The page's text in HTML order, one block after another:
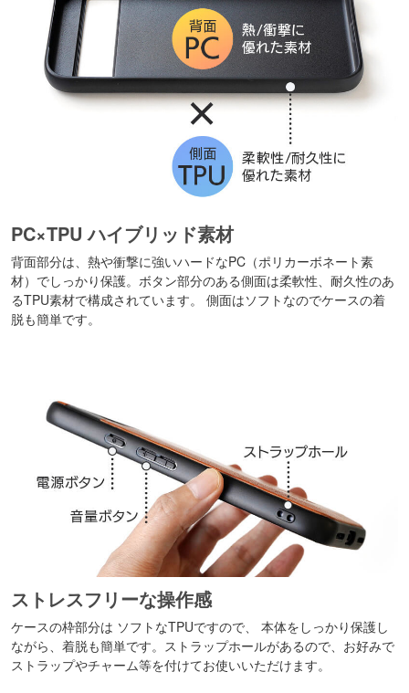
PC×TPU ハイブリッド素材
背面部分は、熱や衝撃に強いハードなPC（ポリカーボネート素
材）でしっかり保護。ボタン部分のある側面は柔軟性、耐久性のあ
るTPU素材で構成されています。 側面はソフトなのでケースの着
脱も簡単です。
ストレスフリーな操作感
ケースの枠部分は ソフトなTPUですので、 本体をしっかり保護し
ながら、着脱も簡単です。ストラップホールがあるので、お好みで
ストラップやチャーム等を付けてお使いいただけます。